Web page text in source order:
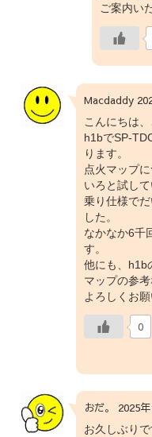
ご案内い
Macdaddy
こんにちは
h1bでSP-
ります。
点火マップ
いろと試し
乗り仕様で
した。
なかなか6千
す。
他にも、h1b
マップの参
よろしくお願
0
おだ。 2025
お久しぶり